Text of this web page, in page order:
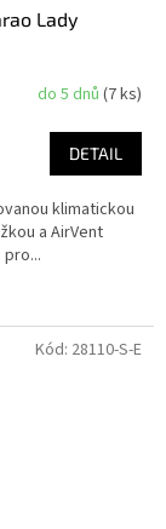
Lady
do 5 dnů (7 ks)
DETAIL
klimatickou
a AirVent
Kód: 28110-S-E